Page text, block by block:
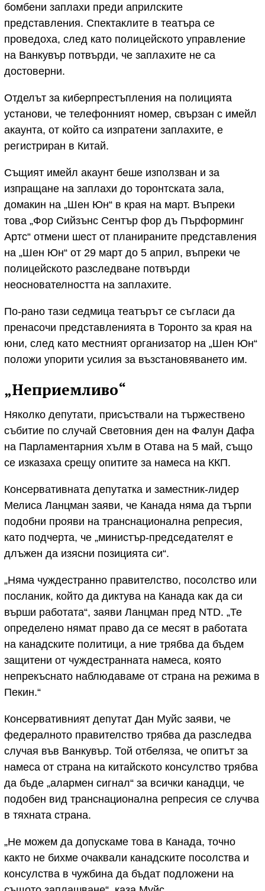
бомбени заплахи преди априлските
представления. Спектаклите в театъра се
проведоха, след като полицейското управление
на Ванкувър потвърди, че заплахите не са
достоверни.
Отделът за киберпрестъпления на полицията
установи, че телефонният номер, свързан с имейл
акаунта, от който са изпратени заплахите, е
регистриран в Китай.
Същият имейл акаунт беше използван и за
изпращане на заплахи до торонтската зала,
домакин на „Шен Юн“ в края на март. Въпреки
това „Фор Сийзънс Сентър фор дъ Пърформинг
Артс“ отмени шест от планираните представления
на „Шен Юн“ от 29 март до 5 април, въпреки че
полицейското разследване потвърди
неоснователността на заплахите.
По-рано тази седмица театърът се съгласи да
пренасочи представленията в Торонто за края на
юни, след като местният организатор на „Шен Юн“
положи упорити усилия за възстановяването им.
„Неприемливо“
Няколко депутати, присъствали на тържествено
събитие по случай Световния ден на Фалун Дафа
на Парламентарния хълм в Отава на 5 май, също
се изказаха срещу опитите за намеса на ККП.
Консервативната депутатка и заместник-лидер
Мелиса Ланцман заяви, че Канада няма да търпи
подобни прояви на транснационална репресия,
като подчерта, че „министър-председателят е
длъжен да изясни позицията си“.
„Няма чуждестранно правителство, посолство или
посланик, който да диктува на Канада как да си
върши работата“, заяви Ланцман пред NTD. „Те
определено нямат право да се месят в работата
на канадските политици, а ние трябва да бъдем
защитени от чуждестранната намеса, която
непрекъснато наблюдаваме от страна на режима в
Пекин.“
Консервативният депутат Дан Муйс заяви, че
федералното правителство трябва да разследва
случая във Ванкувър. Той отбеляза, че опитът за
намеса от страна на китайското консулство трябва
да бъде „алармен сигнал“ за всички канадци, че
подобен вид транснационална репресия се случва
в тяхната страна.
„Не можем да допускаме това в Канада, точно
както не бихме очаквали канадските посолства и
консулства в чужбина да бъдат подложени на